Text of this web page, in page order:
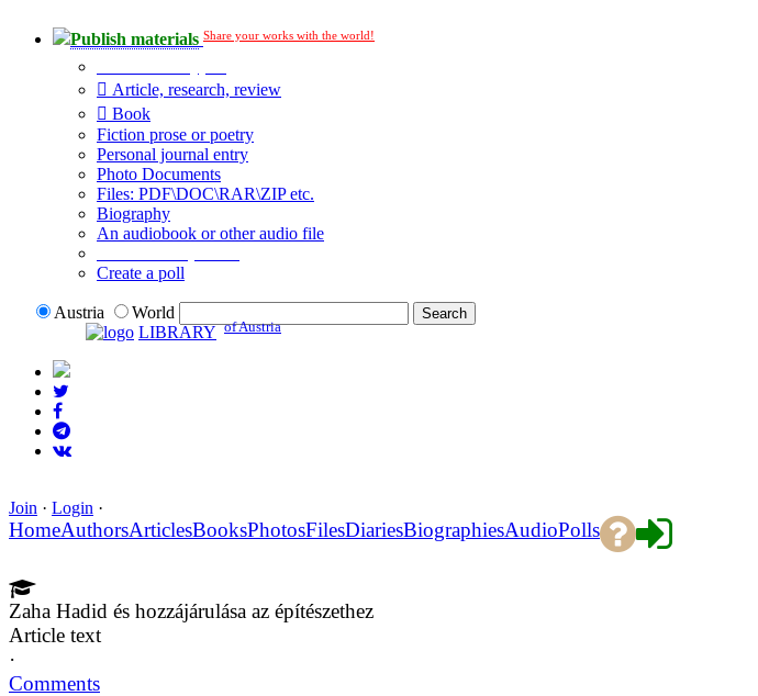
Publish materials Share your works with the world!
Article, research, review
Book
Fiction prose or poetry
Personal journal entry
Photo Documents
Files: PDF\DOC\RAR\ZIP etc.
Biography
An audiobook or other audio file
Create a poll
Austria
World
LIBRARY of Austria
Join · Login ·
HomeAuthorsArticlesBooksPhotosFilesDiariesBiographiesAudioPolls
Zaha Hadid és hozzájárulása az építészethez
Article text
·
Comments